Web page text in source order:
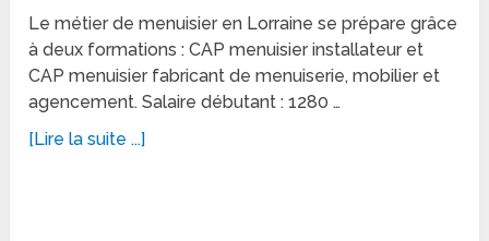
Le métier de menuisier en Lorraine se prépare grâce
à deux formations : CAP menuisier installateur et
CAP menuisier fabricant de menuiserie, mobilier et
agencement. Salaire débutant : 1280 …
[Lire la suite ...]